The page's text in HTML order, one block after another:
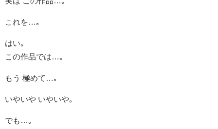
これを…｡
はい｡
この作品では…｡
もう 極めて…｡
いやいや いやいや｡
でも…｡